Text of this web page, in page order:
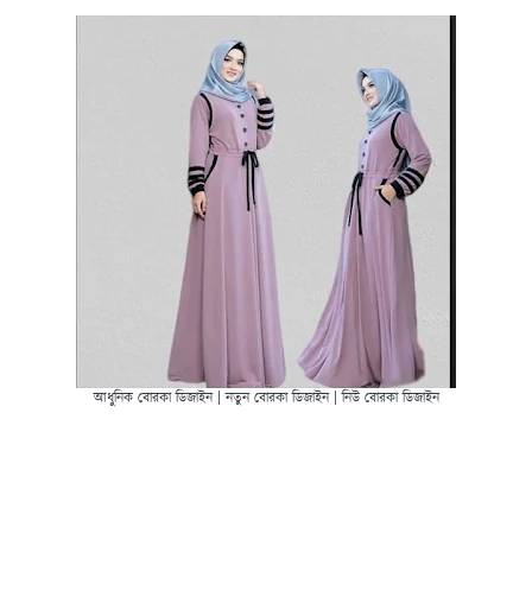
আধুনিক বোরকা ডিজাইন | নতুন বোরকা ডিজাইন | নিউ বোরকা ডিজাইন